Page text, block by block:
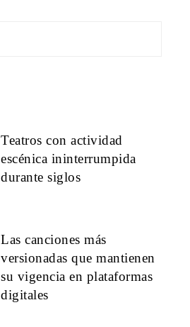
Teatros con actividad
escénica ininterrumpida
durante siglos
Las canciones más
versionadas que mantienen
su vigencia en plataformas
digitales